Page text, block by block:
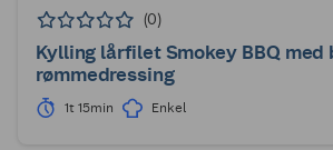
(0)
Kylling lårfilet Smokey BBQ
rømmedressing
1t 15min Enkel